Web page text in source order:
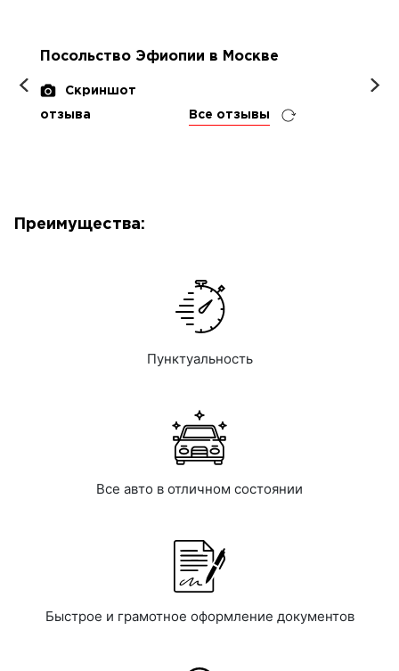
Посольство Эфиопии в Москве
Скриншот
отзыва Все отзывы
Преимущества:
Пунктуальность
Все авто в отличном состоянии
Быстрое и грамотное оформление документов